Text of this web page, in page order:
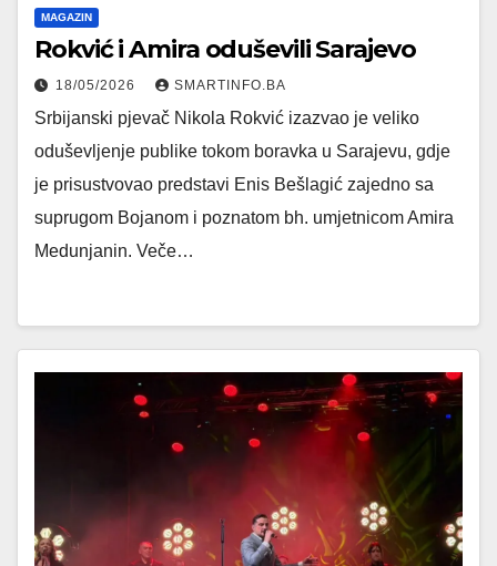
MAGAZIN
Rokvić i Amira oduševili Sarajevo
18/05/2026 SMARTINFO.BA
Srbijanski pjevač Nikola Rokvić izazvao je veliko
oduševljenje publike tokom boravka u Sarajevu, gdje
je prisustvovao predstavi Enis Bešlagić zajedno sa
suprugom Bojanom i poznatom bh. umjetnicom Amira
Medunjanin. Veče…